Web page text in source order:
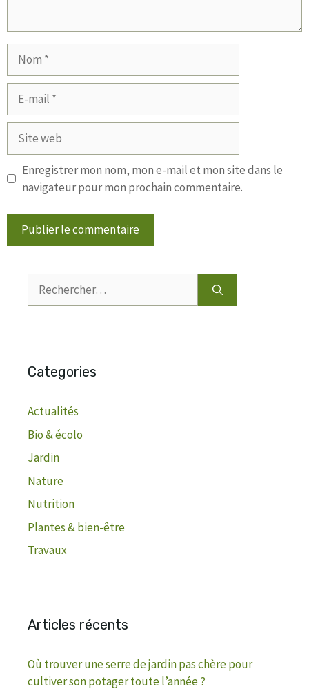
mail
Site
web
Enregistrer mon nom, mon e-mail et mon site dans le
navigateur pour mon prochain commentaire.
Rechercher :
Categories
Actualités
Bio & écolo
Jardin
Nature
Nutrition
Plantes & bien-être
Travaux
Articles récents
Où trouver une serre de jardin pas chère pour
cultiver son potager toute l’année ?